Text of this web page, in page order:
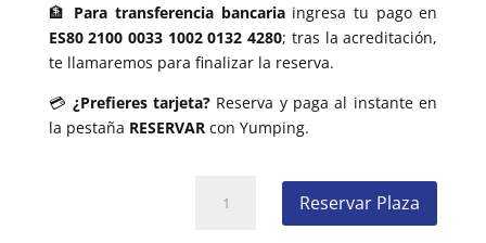
🏦 Para transferencia bancariaingresa tu pago en
ES80 2100 0033 1002 0132 4280; tras la acreditación,
te llamaremos para finalizar la reserva.
💳 ¿Prefieres tarjeta?Reserva y paga al instante en
la pestaña RESERVARcon Yumping.
Reservar Plaza